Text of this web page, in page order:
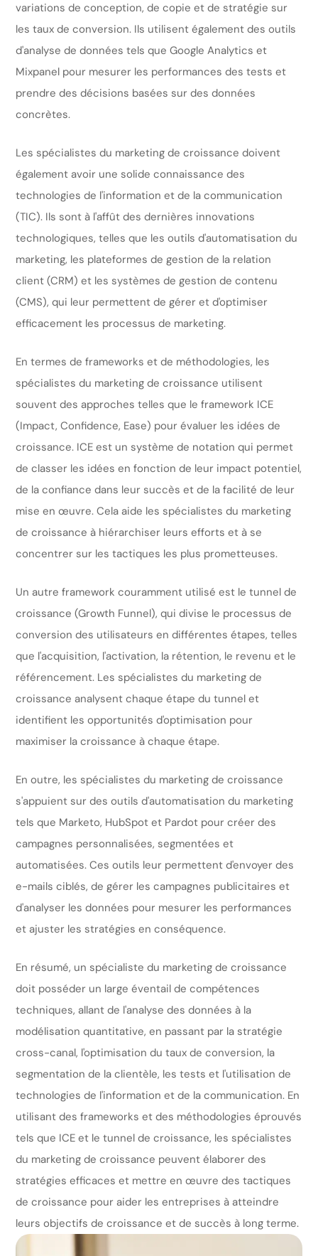
variations de conception, de copie et de stratégie sur
les taux de conversion. Ils utilisent également des outils
d'analyse de données tels que Google Analytics et
Mixpanel pour mesurer les performances des tests et
prendre des décisions basées sur des données
concrètes.
Les spécialistes du marketing de croissance doivent
également avoir une solide connaissance des
technologies de l'information et de la communication
(TIC). Ils sont à l'affût des dernières innovations
technologiques, telles que les outils d'automatisation du
marketing, les plateformes de gestion de la relation
client (CRM) et les systèmes de gestion de contenu
(CMS), qui leur permettent de gérer et d'optimiser
efficacement les processus de marketing.
En termes de frameworks et de méthodologies, les
spécialistes du marketing de croissance utilisent
souvent des approches telles que le framework ICE
(Impact, Confidence, Ease) pour évaluer les idées de
croissance. ICE est un système de notation qui permet
de classer les idées en fonction de leur impact potentiel,
de la confiance dans leur succès et de la facilité de leur
mise en œuvre. Cela aide les spécialistes du marketing
de croissance à hiérarchiser leurs efforts et à se
concentrer sur les tactiques les plus prometteuses.
Un autre framework couramment utilisé est le tunnel de
croissance (Growth Funnel), qui divise le processus de
conversion des utilisateurs en différentes étapes, telles
que l'acquisition, l'activation, la rétention, le revenu et le
référencement. Les spécialistes du marketing de
croissance analysent chaque étape du tunnel et
identifient les opportunités d'optimisation pour
maximiser la croissance à chaque étape.
En outre, les spécialistes du marketing de croissance
s'appuient sur des outils d'automatisation du marketing
tels que Marketo, HubSpot et Pardot pour créer des
campagnes personnalisées, segmentées et
automatisées. Ces outils leur permettent d'envoyer des
e-mails ciblés, de gérer les campagnes publicitaires et
d'analyser les données pour mesurer les performances
et ajuster les stratégies en conséquence.
En résumé, un spécialiste du marketing de croissance
doit posséder un large éventail de compétences
techniques, allant de l'analyse des données à la
modélisation quantitative, en passant par la stratégie
cross-canal, l'optimisation du taux de conversion, la
segmentation de la clientèle, les tests et l'utilisation de
technologies de l'information et de la communication. En
utilisant des frameworks et des méthodologies éprouvés
tels que ICE et le tunnel de croissance, les spécialistes
du marketing de croissance peuvent élaborer des
stratégies efficaces et mettre en œuvre des tactiques
de croissance pour aider les entreprises à atteindre
leurs objectifs de croissance et de succès à long terme.